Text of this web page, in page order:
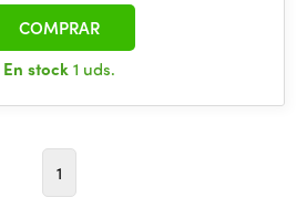
En stock1 uds.
COMPRAR
1